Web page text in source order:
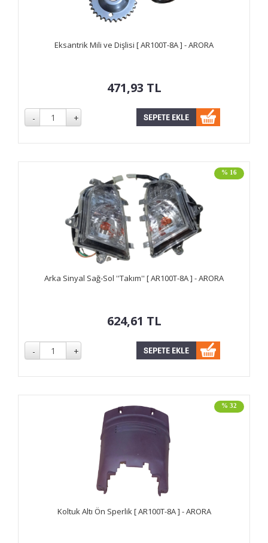
Eksantrik Mili ve Dişlisi [ AR100T-8A ] - ARORA
471,93 TL
% 16
Arka Sinyal Sağ-Sol ''Takım'' [ AR100T-8A ] - ARORA
624,61 TL
% 32
Koltuk Altı Ön Sperlik [ AR100T-8A ] - ARORA